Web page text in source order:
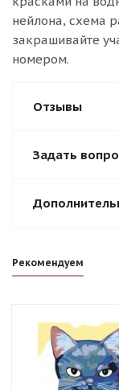
нейлона, схема
закрашивайте
номером.
Отзывы
Задать
Рекомендуем